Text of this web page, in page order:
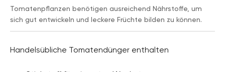
Tomatenpflanzen benötigen ausreichend Nährstoffe, um
sich gut entwickeln und leckere Früchte bilden zu können.
Handelsübliche Tomatendünger enthalten